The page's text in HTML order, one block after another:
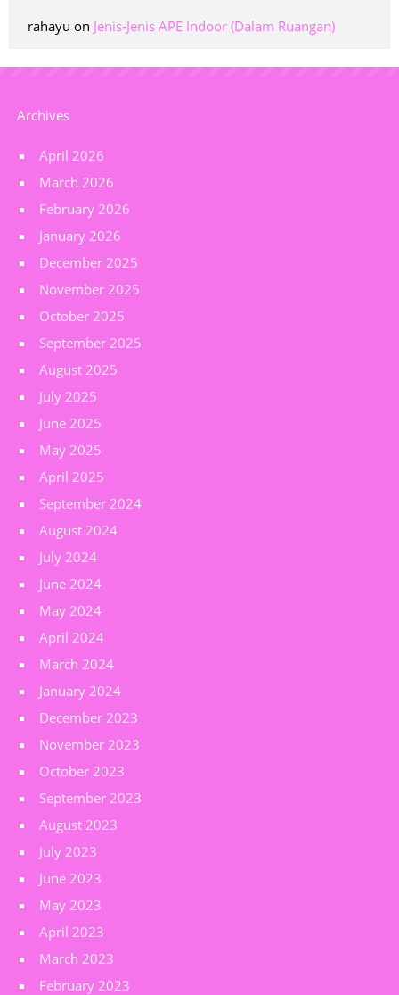
rahayu on Jenis-Jenis APE Indoor (Dalam Ruangan)
Archives
April 2026
March 2026
February 2026
January 2026
December 2025
November 2025
October 2025
September 2025
August 2025
July 2025
June 2025
May 2025
April 2025
September 2024
August 2024
July 2024
June 2024
May 2024
April 2024
March 2024
January 2024
December 2023
November 2023
October 2023
September 2023
August 2023
July 2023
June 2023
May 2023
April 2023
March 2023
February 2023